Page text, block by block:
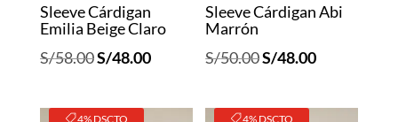
Sleeve Cárdigan
Emilia Beige Claro
S/58.00El
original
S/48.00El
actual
Sleeve Cárdigan Abi
Marrón
S/50.00El
original
S/48.00El
actual
4% DSCTO 4% DSCTO